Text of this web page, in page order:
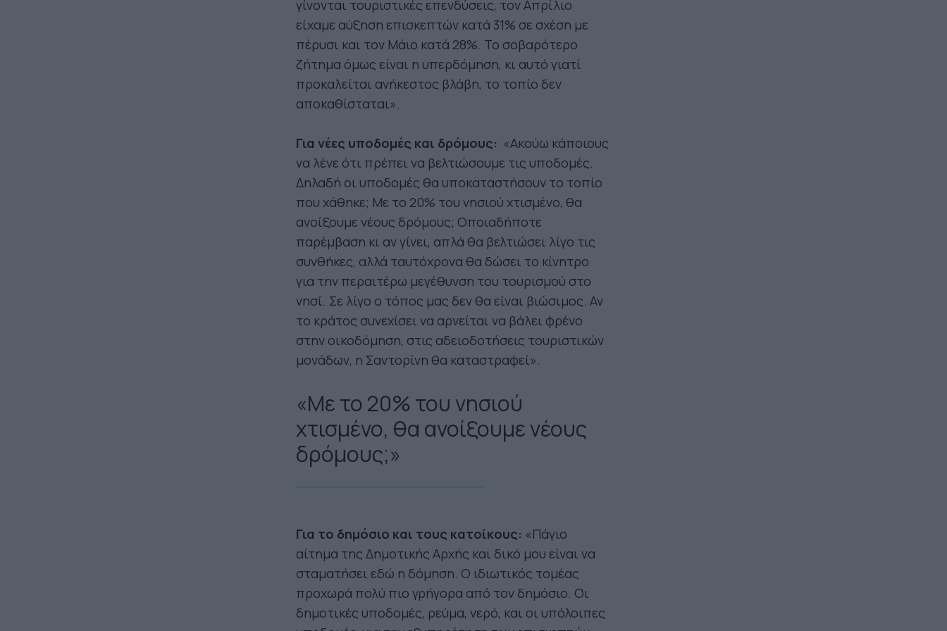
γίνονται τουριστικές επενδύσεις, τον Απρίλιο
είχαμε αύξηση επισκεπτών κατά 31% σε σχέση με
πέρυσι και τον Μάιο κατά 28%. Το σοβαρότερο
ζήτημα όμως είναι η υπερδόμηση, κι αυτό γιατί
προκαλείται ανήκεστος βλάβη, το τοπίο δεν
αποκαθίσταται».
Για νέες υποδομές και δρόμους: «Ακούω κάποιους
να λένε ότι πρέπει να βελτιώσουμε τις υποδομές.
Δηλαδή οι υποδομές θα υποκαταστήσουν το τοπίο
που χάθηκε; Με το 20% του νησιού χτισμένο, θα
ανοίξουμε νέους δρόμους; Οποιαδήποτε
παρέμβαση κι αν γίνει, απλά θα βελτιώσει λίγο τις
συνθήκες, αλλά ταυτόχρονα θα δώσει το κίνητρο
για την περαιτέρω μεγέθυνση του τουρισμού στο
νησί. Σε λίγο ο τόπος μας δεν θα είναι βιώσιμος. Αν
το κράτος συνεχίσει να αρνείται να βάλει φρένο
στην οικοδόμηση, στις αδειοδοτήσεις τουριστικών
μονάδων, η Σαντορίνη θα καταστραφεί».
«Με το 20% του νησιού
χτισμένο, θα ανοίξουμε νέους
δρόμους;»
Για το δημόσιο και τους κατοίκους: «Πάγιο
αίτημα της Δημοτικής Αρχής και δικό μου είναι να
σταματήσει εδώ η δόμηση. Ο ιδιωτικός τομέας
προχωρά πολύ πιο γρήγορα από τον δημόσιο. Οι
δημοτικές υποδομές, ρεύμα, νερό, και οι υπόλοιπες